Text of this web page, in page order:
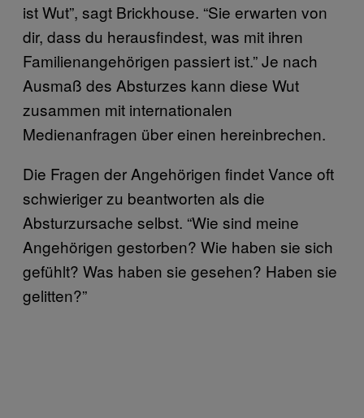
ist Wut”, sagt Brickhouse. “Sie erwarten von
dir, dass du herausfindest, was mit ihren
Familienangehörigen passiert ist.” Je nach
Ausmaß des Absturzes kann diese Wut
zusammen mit internationalen
Medienanfragen über einen hereinbrechen.
Die Fragen der Angehörigen findet Vance oft
schwieriger zu beantworten als die
Absturzursache selbst. “Wie sind meine
Angehörigen gestorben? Wie haben sie sich
gefühlt? Was haben sie gesehen? Haben sie
gelitten?”